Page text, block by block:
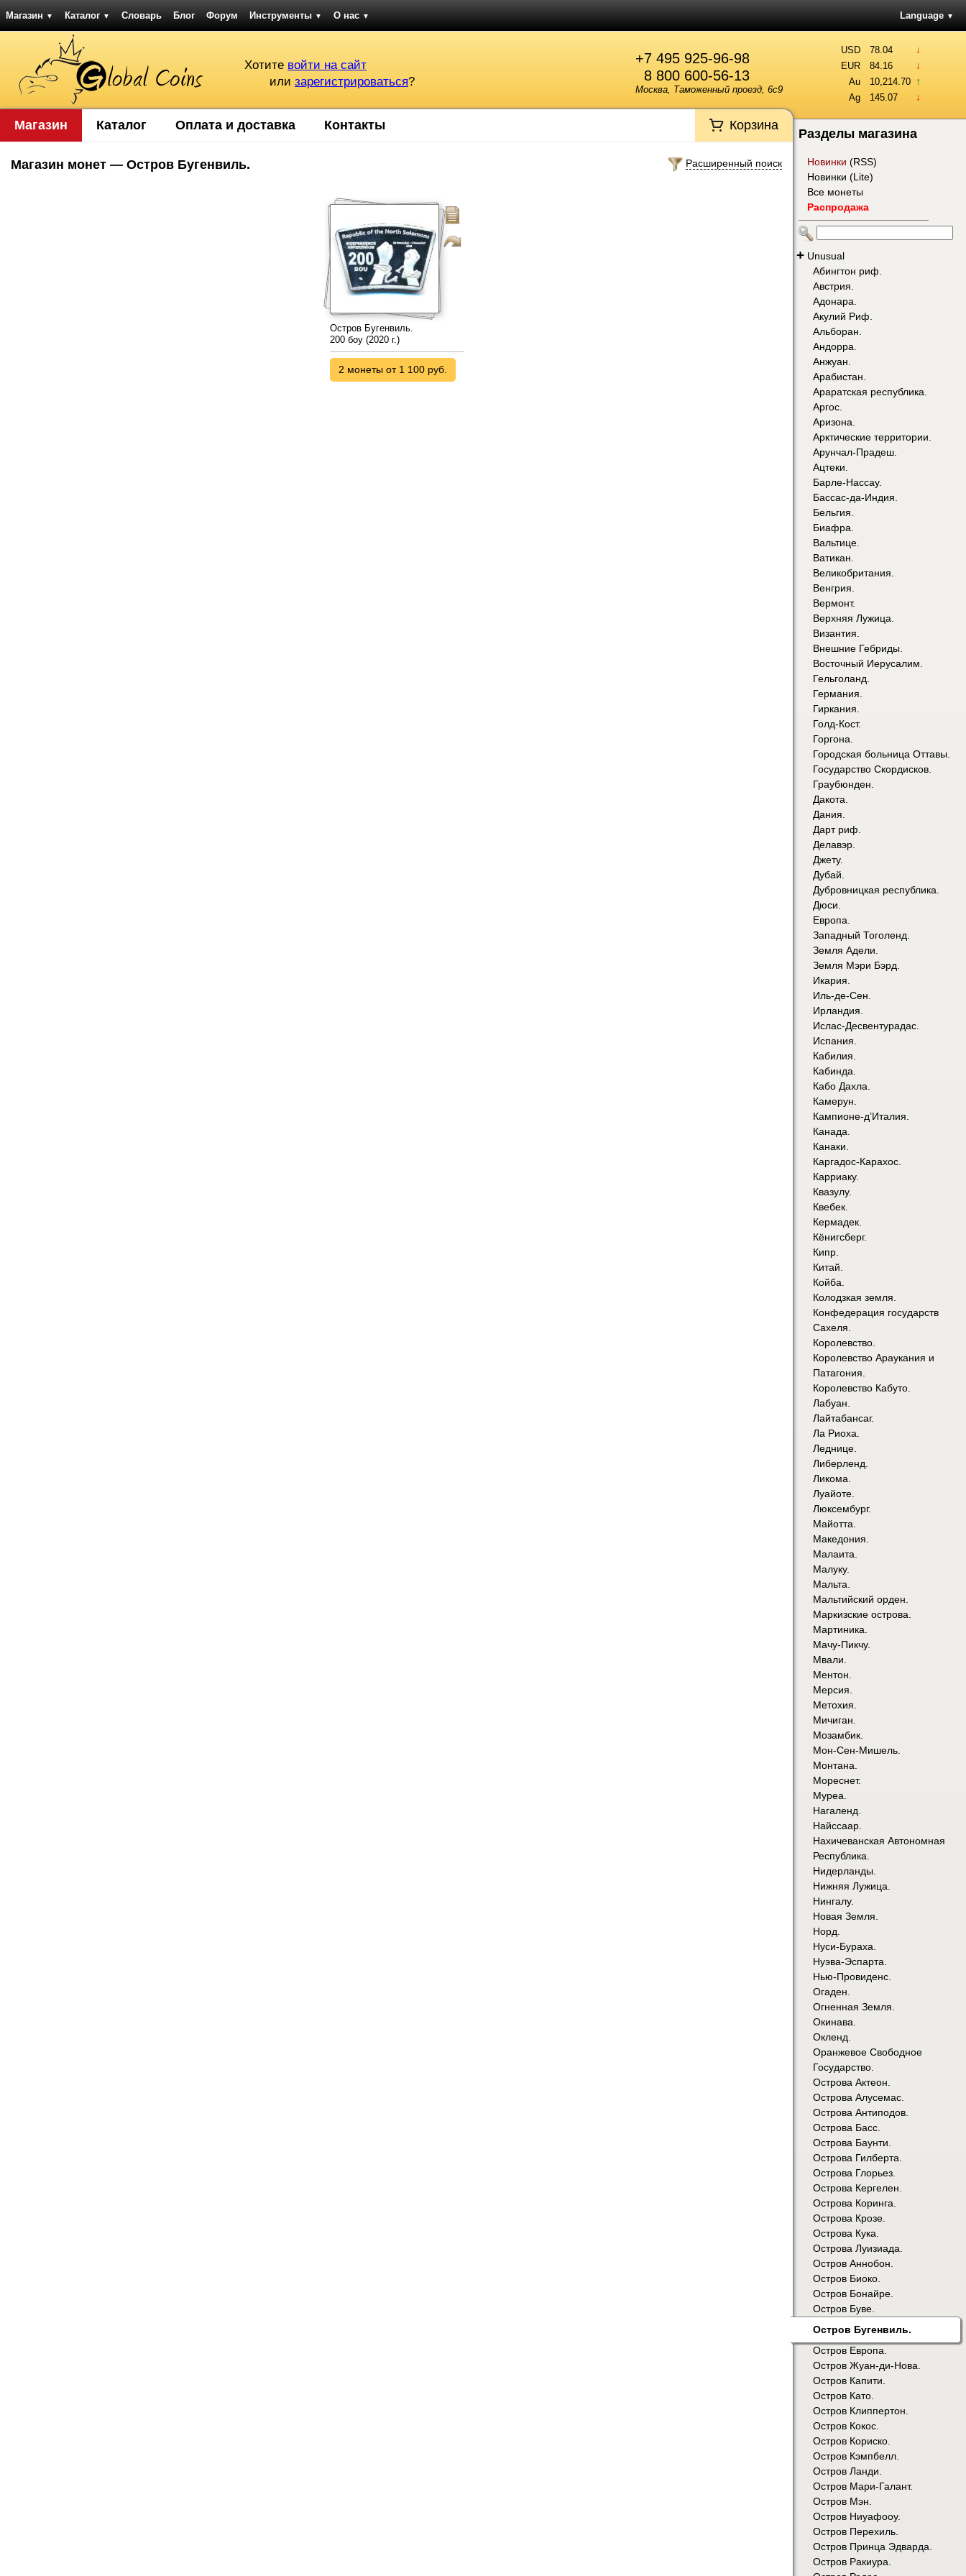
Магазин ▼ Каталог ▼ Словарь Блог Форум Инструменты ▼ О нас ▼ Language ▼
+7 495 925-96-98
8 800 600-56-13
Москва, Таможенный проезд, 6с9
Хотите войти на сайт
или зарегистрироваться?
USD 78.04 ↓
EUR 84.16 ↓
Au 10,214.70 ↑
Ag 145.07 ↓
Магазин Каталог Оплата и доставка Контакты Корзина
Расширенный поиск
Магазин монет — Остров Бугенвиль.
Остров Бугенвиль.
200 боу (2020 г.)
2 монеты от 1 100 руб.
Разделы магазина
Новинки (RSS)
Новинки (Lite)
Все монеты
Распродажа
+ Unusual
Абингтон риф.
Австрия.
Адонара.
Акулий Риф.
Альборан.
Андорра.
Анжуан.
Арабистан.
Араратская республика.
Аргос.
Аризона.
Арктические территории.
Арунчал-Прадеш.
Ацтеки.
Барле-Нассау.
Бассас-да-Индия.
Бельгия.
Биафра.
Вальтице.
Ватикан.
Великобритания.
Венгрия.
Вермонт.
Верхняя Лужица.
Византия.
Внешние Гебриды.
Восточный Иерусалим.
Гельголанд.
Германия.
Гиркания.
Голд-Кост.
Горгона.
Городская больница Оттавы.
Государство Скордисков.
Граубюнден.
Дакота.
Дания.
Дарт риф.
Делавэр.
Джету.
Дубай.
Дубровницкая республика.
Дюси.
Европа.
Западный Тоголенд.
Земля Адели.
Земля Мэри Бэрд.
Икария.
Иль-де-Сен.
Ирландия.
Ислас-Десвентурадас.
Испания.
Кабилия.
Кабинда.
Кабо Дахла.
Камерун.
Кампионе-д’Италия.
Канада.
Канаки.
Каргадос-Карахос.
Карриаку.
Квазулу.
Квебек.
Кермадек.
Кёнигсберг.
Кипр.
Китай.
Койба.
Колодзкая земля.
Конфедерация государств
Сахеля.
Королевство.
Королевство Араукания и
Патагония.
Королевство Кабуто.
Лабуан.
Лайтабансаг.
Ла Риоха.
Леднице.
Либерленд.
Ликома.
Луайоте.
Люксембург.
Майотта.
Македония.
Малаита.
Малуку.
Мальта.
Мальтийский орден.
Маркизские острова.
Мартиника.
Мачу-Пикчу.
Мвали.
Ментон.
Мерсия.
Метохия.
Мичиган.
Мозамбик.
Мон-Сен-Мишель.
Монтана.
Мореснет.
Муреа.
Нагаленд.
Найссаар.
Нахичеванская Автономная
Республика.
Нидерланды.
Нижняя Лужица.
Нингалу.
Новая Земля.
Норд.
Нуси-Бураха.
Нуэва-Эспарта.
Нью-Провиденс.
Огаден.
Огненная Земля.
Окинава.
Окленд.
Оранжевое Свободное
Государство.
Острова Актеон.
Острова Алусемас.
Острова Антиподов.
Острова Басс.
Острова Баунти.
Острова Гилберта.
Острова Глорьез.
Острова Кергелен.
Острова Коринга.
Острова Крозе.
Острова Кука.
Острова Луизиада.
Остров Аннобон.
Остров Биоко.
Остров Бонайре.
Остров Буве.
Остров Бугенвиль.
Остров Европа.
Остров Жуан-ди-Нова.
Остров Капити.
Остров Като.
Остров Клиппертон.
Остров Кокос.
Остров Кориско.
Остров Кэмпбелл.
Остров Ланди.
Остров Мари-Галант.
Остров Мэн.
Остров Ниуафооу.
Остров Перехиль.
Остров Принца Эдварда.
Остров Ракиура.